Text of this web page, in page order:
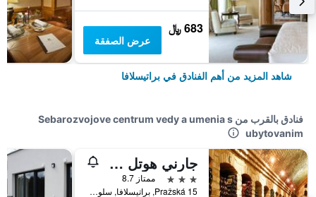
683 ﷼
عرض الصفقة
شاهد المزيد من أهم الفنادق في براتيسلافا
فنادق بالقرب من Sebarozvojove centrum vedy a umenia s
ubytovanim
جارني هوتل ماتيساك
3 نجوم
ممتاز 8.7
15 Pražská, براتيسلافا, سلوفاكيا